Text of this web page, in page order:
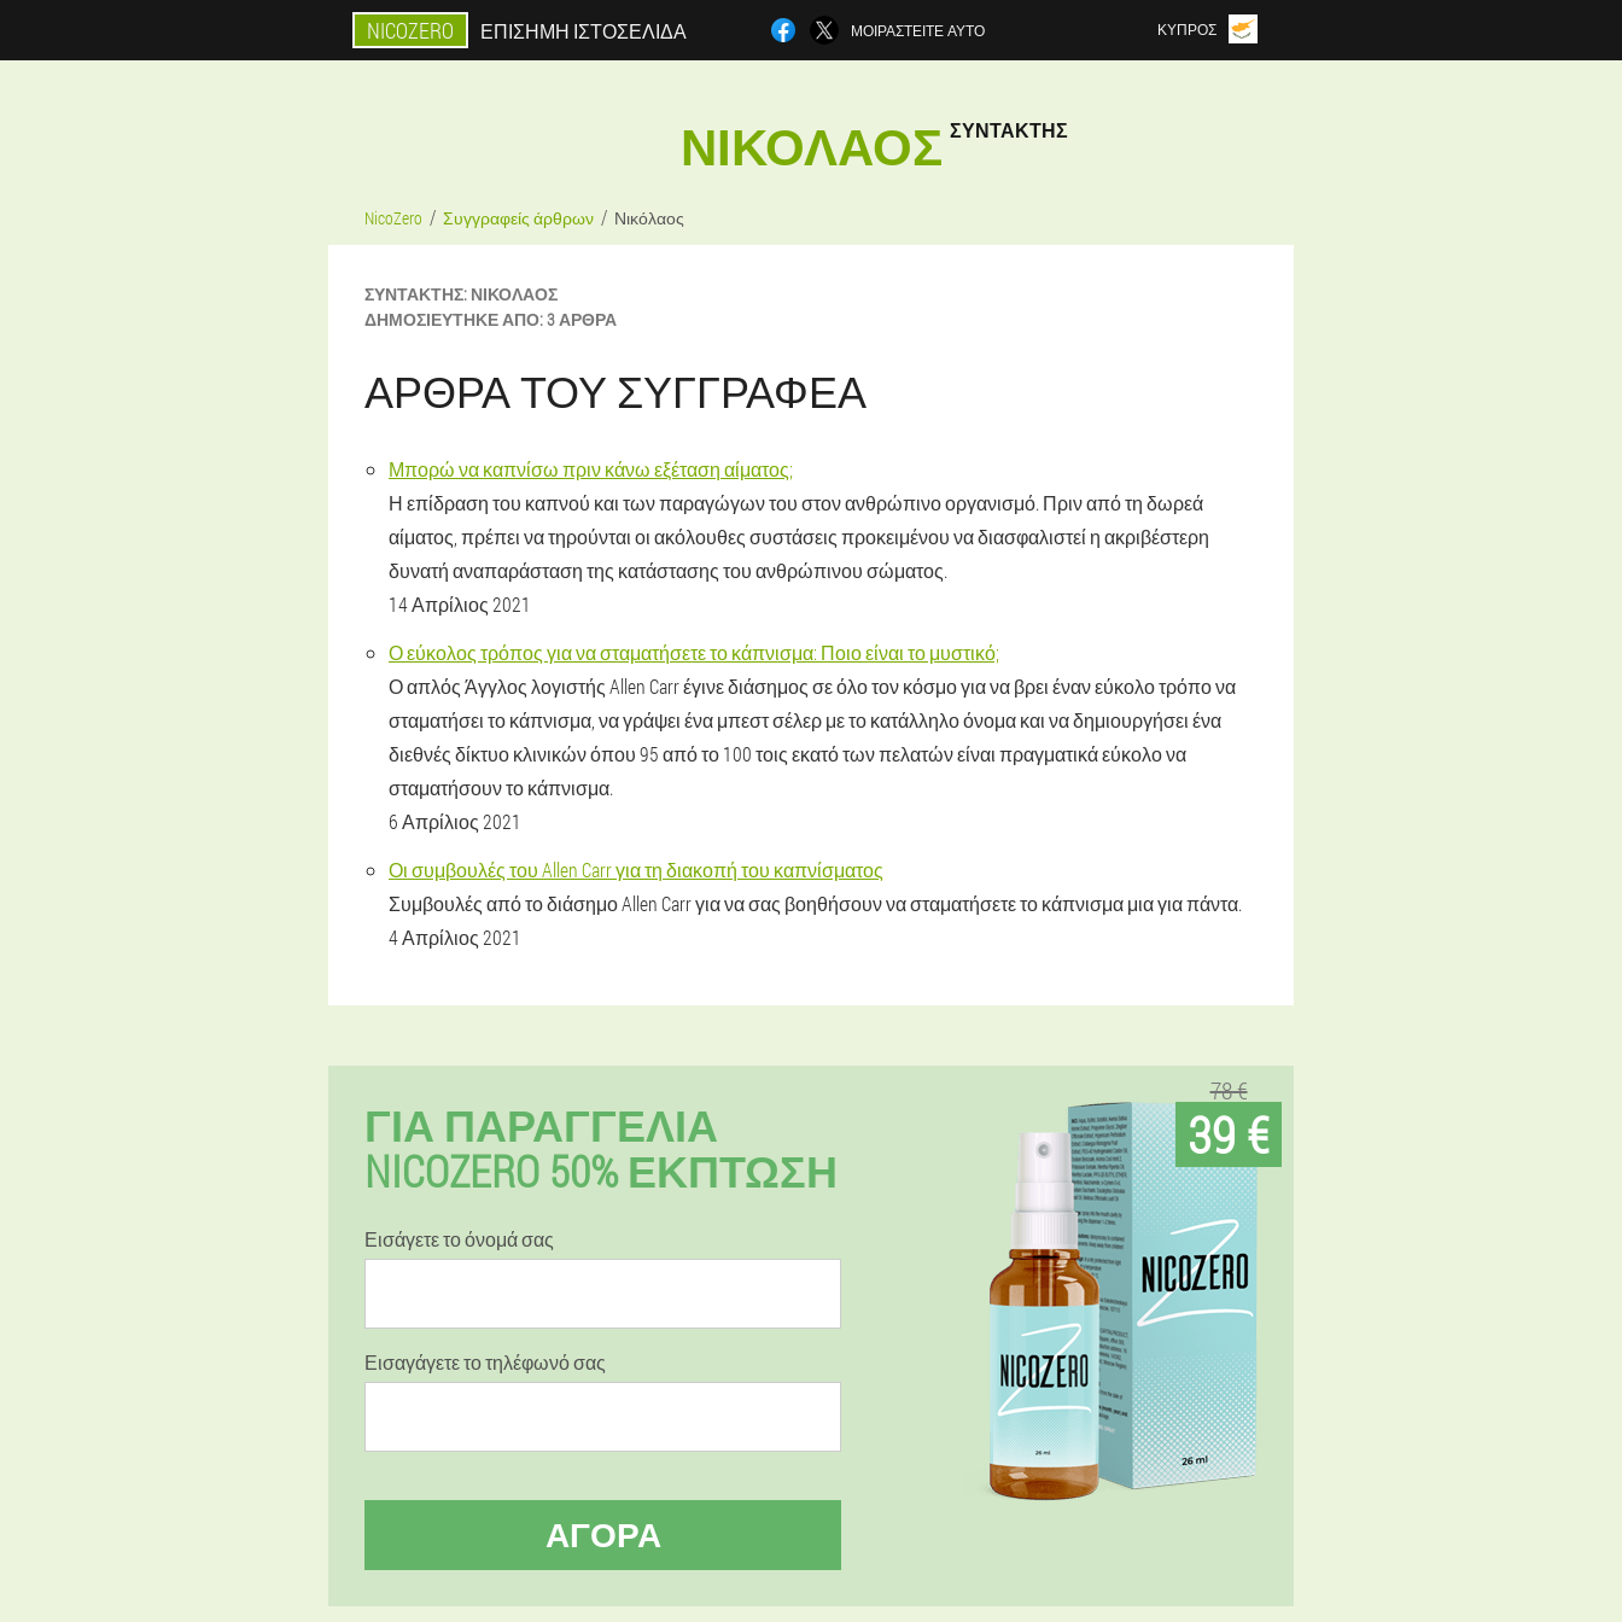
NICOZERO ΕΠΊΣΗΜΗ ΙΣΤΟΣΕΛΊΔΑ ΜΟΙΡΑΣΤΕΊΤΕ ΑΥΤΌ ΚΎΠΡΟΣ
ΝΙΚΌΛΑΟΣ ΣΥΝΤΆΚΤΗΣ
NicoZero Συγγραφείς άρθρων Νικόλαος
ΣΥΝΤΆΚΤΗΣ: ΝΙΚΌΛΑΟΣ
ΔΗΜΟΣΙΕΎΤΗΚΕ ΑΠΌ:3 ΆΡΘΡΑ
ΆΡΘΡΑ ΤΟΥ ΣΥΓΓΡΑΦΈΑ
Μπορώ να καπνίσω πριν κάνω εξέταση αίματος;
Η επίδραση του καπνού και των παραγώγων του στον ανθρώπινο οργανισμό. Πριν από τη δωρεά
αίματος, πρέπει να τηρούνται οι ακόλουθες συστάσεις προκειμένου να διασφαλιστεί η ακριβέστερη
δυνατή αναπαράσταση της κατάστασης του ανθρώπινου σώματος.
14 Απρίλιος 2021
Ο εύκολος τρόπος για να σταματήσετε το κάπνισμα: Ποιο είναι το μυστικό;
Ο απλός Άγγλος λογιστής Allen Carr έγινε διάσημος σε όλο τον κόσμο για να βρει έναν εύκολο τρόπο να
σταματήσει το κάπνισμα, να γράψει ένα μπεστ σέλερ με το κατάλληλο όνομα και να δημιουργήσει ένα
διεθνές δίκτυο κλινικών όπου 95 από το 100 τοις εκατό των πελατών είναι πραγματικά εύκολο να
σταματήσουν το κάπνισμα.
6 Απρίλιος 2021
Οι συμβουλές του Allen Carr για τη διακοπή του καπνίσματος
Συμβουλές από το διάσημο Allen Carr για να σας βοηθήσουν να σταματήσετε το κάπνισμα μια για πάντα.
4 Απρίλιος 2021
ΓΙΑ ΠΑΡΑΓΓΕΛΊΑ
NICOZERO 50% ΕΚΠΤΩΣΗ
Εισάγετε το όνομά σας
Εισαγάγετε το τηλέφωνό σας
ΑΓΟΡΆ
78 €
39 €